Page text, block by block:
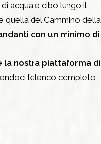
acqua e cibo lungo il
quella del Cammino della
con un minimo di
la nostra piattaforma di
l’elenco completo